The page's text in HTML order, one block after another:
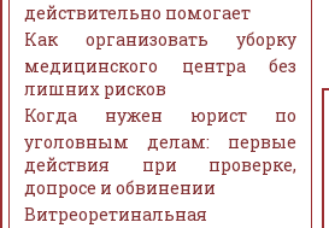
действительно помогает
Как организовать уборку
медицинского центра без
лишних рисков
Когда нужен юрист по
уголовным делам: первые
действия при проверке,
допросе и обвинении
Витреоретинальная